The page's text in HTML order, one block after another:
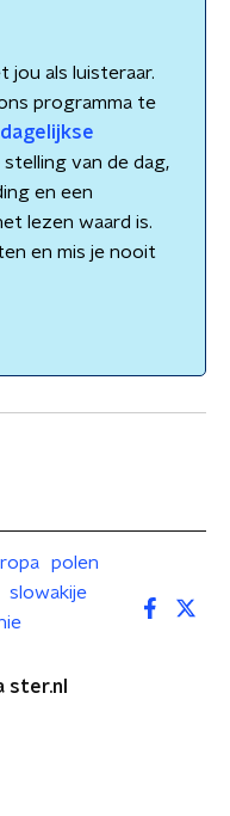
jou als luisteraar.
programma te
dagelijkse
van de dag,
en een
lezen waard is.
en mis je nooit
polen
slowakije
ster.nl